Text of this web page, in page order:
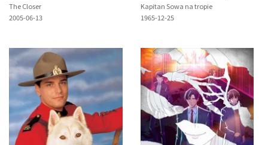
The Closer
2005-06-13
Kapitan Sowa na tropie
1965-12-25